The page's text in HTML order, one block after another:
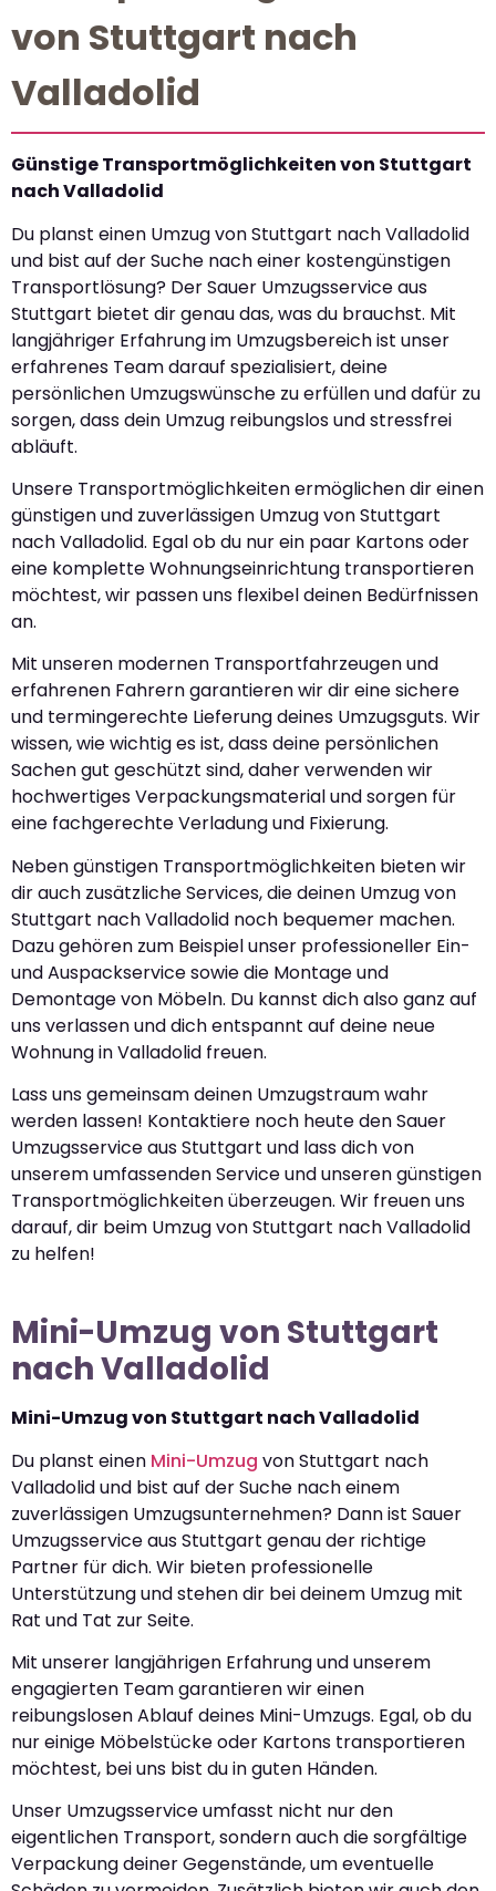
von Stuttgart nach
Valladolid
Günstige Transportmöglichkeiten von Stuttgart
nach Valladolid
Du planst einen Umzug von Stuttgart nach Valladolid
und bist auf der Suche nach einer kostengünstigen
Transportlösung? Der Sauer Umzugsservice aus
Stuttgart bietet dir genau das, was du brauchst. Mit
langjähriger Erfahrung im Umzugsbereich ist unser
erfahrenes Team darauf spezialisiert, deine
persönlichen Umzugswünsche zu erfüllen und dafür zu
sorgen, dass dein Umzug reibungslos und stressfrei
abläuft.
Unsere Transportmöglichkeiten ermöglichen dir einen
günstigen und zuverlässigen Umzug von Stuttgart
nach Valladolid. Egal ob du nur ein paar Kartons oder
eine komplette Wohnungseinrichtung transportieren
möchtest, wir passen uns flexibel deinen Bedürfnissen
an.
Mit unseren modernen Transportfahrzeugen und
erfahrenen Fahrern garantieren wir dir eine sichere
und termingerechte Lieferung deines Umzugsguts. Wir
wissen, wie wichtig es ist, dass deine persönlichen
Sachen gut geschützt sind, daher verwenden wir
hochwertiges Verpackungsmaterial und sorgen für
eine fachgerechte Verladung und Fixierung.
Neben günstigen Transportmöglichkeiten bieten wir
dir auch zusätzliche Services, die deinen Umzug von
Stuttgart nach Valladolid noch bequemer machen.
Dazu gehören zum Beispiel unser professioneller Ein-
und Auspackservice sowie die Montage und
Demontage von Möbeln. Du kannst dich also ganz auf
uns verlassen und dich entspannt auf deine neue
Wohnung in Valladolid freuen.
Lass uns gemeinsam deinen Umzugstraum wahr
werden lassen! Kontaktiere noch heute den Sauer
Umzugsservice aus Stuttgart und lass dich von
unserem umfassenden Service und unseren günstigen
Transportmöglichkeiten überzeugen. Wir freuen uns
darauf, dir beim Umzug von Stuttgart nach Valladolid
zu helfen!
Mini-Umzug von Stuttgart
nach Valladolid
Mini-Umzug von Stuttgart nach Valladolid
Du planst einen Mini-Umzug von Stuttgart nach
Valladolid und bist auf der Suche nach einem
zuverlässigen Umzugsunternehmen? Dann ist Sauer
Umzugsservice aus Stuttgart genau der richtige
Partner für dich. Wir bieten professionelle
Unterstützung und stehen dir bei deinem Umzug mit
Rat und Tat zur Seite.
Mit unserer langjährigen Erfahrung und unserem
engagierten Team garantieren wir einen
reibungslosen Ablauf deines Mini-Umzugs. Egal, ob du
nur einige Möbelstücke oder Kartons transportieren
möchtest, bei uns bist du in guten Händen.
Unser Umzugsservice umfasst nicht nur den
eigentlichen Transport, sondern auch die sorgfältige
Verpackung deiner Gegenstände, um eventuelle